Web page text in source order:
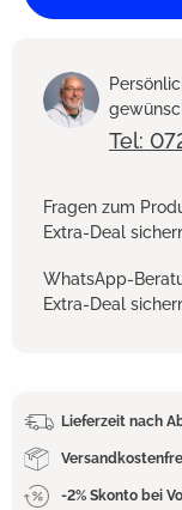
Tel:
Fragen zum
Extra-Deal
WhatsApp-
Extra-Deal
Lieferzeit nach
-2% Skonto bei